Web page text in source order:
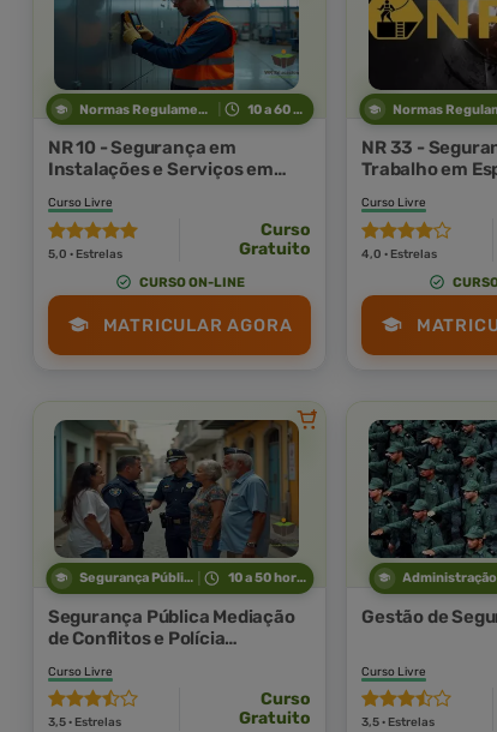
Normas Regulamentadoras 10 a 60 horas
NR 10 - Segurança em
Instalações e Serviços em
Curso Livre
5,0 · Estrelas
Curso
Gratuito
CURSO ON-LINE
MATRICULAR AGORA
NR 33 -
Trabalho em
Curso Livre
4,0 · Estrelas
Segurança Pública 10 a 50 horas
Segurança Pública Mediação
de Conflitos e Polícia
Curso Livre
3,5 · Estrelas
Curso
Gratuito
Administração
Gestão de
Curso Livre
3,5 · Estrelas